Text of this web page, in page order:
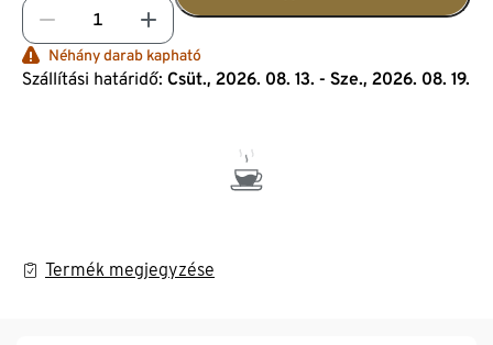
Néhány darab kapható
Szállítási határidő: Csüt., 2026. 08. 13. - Sze., 2026. 08. 19.
Termék megjegyzése